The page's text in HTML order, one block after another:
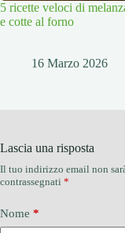
5 ricette veloci di
e cotte al forno
16 Marzo 2026
Lascia una risposta
Il tuo indirizzo email non
contrassegnati *
Nome *